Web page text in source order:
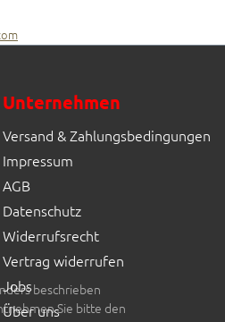
Unternehmen
Versand & Zahlungsbedingungen
Impressum
AGB
Datenschutz
Widerrufsrecht
Vertrag widerrufen
Jobs
Über uns
beschrieben
Sie bitte den